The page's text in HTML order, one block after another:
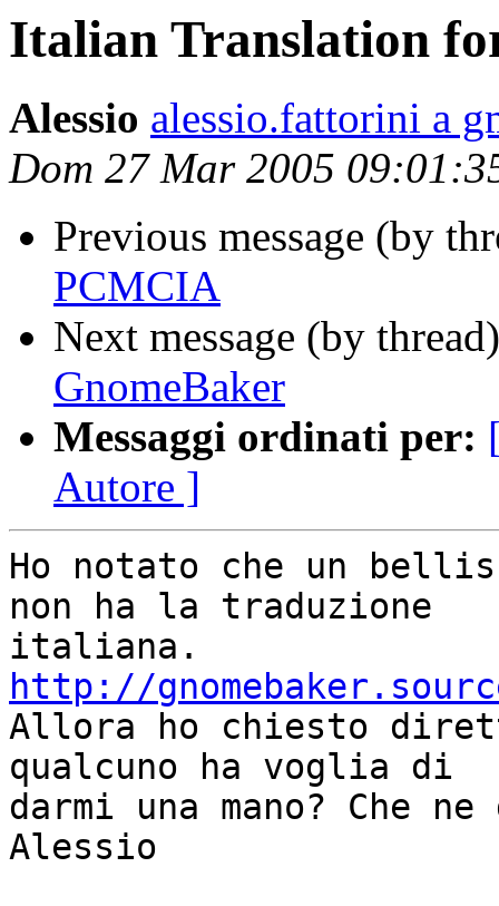
Italian Translation
Alessio alessio.fattorini a
Dom 27 Mar 2005
Previous message (by
PCMCIA
Next message (by
GnomeBaker
Messaggi ordinati per:
Autore ]
Ho notato che un
non ha la traduzione
http://
Allora ho chiesto
qualcuno ha voglia di
darmi una mano? Che
Alessio